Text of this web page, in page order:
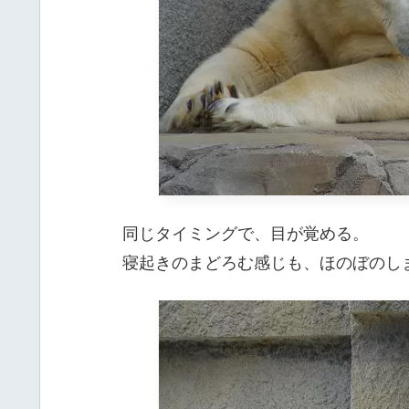
同じタイミングで、目が覚める。
寝起きのまどろむ感じも、ほのぼのし